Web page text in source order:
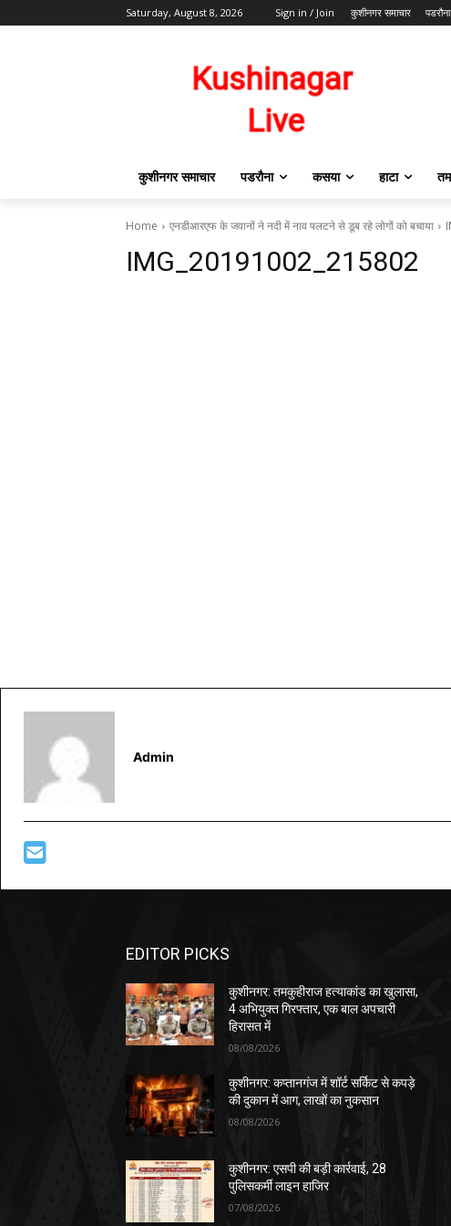
Saturday, August 8, 2026 Sign in / Join कुशीनगर समाचार पडरौना
कुशीनगर समाचार पडरौना कसया हाटा
Home एनडीआरएफ के जवानों ने नदी में नाव पलटने से डूब रहे लोगों को बचाया
IMG_20191002_215802
Admin
EDITOR PICKS
कुशीनगर: तमकुहीराज हत्याकांड का खुलासा,
4 अभियुक्त गिरफ्तार, एक बाल अपचारी
हिरासत में
08/08/2026
कुशीनगर: कप्तानगंज में शॉर्ट सर्किट से कपड़े
की दुकान में आग, लाखों का नुकसान
08/08/2026
कुशीनगर: एसपी की बड़ी कार्रवाई, 28
पुलिसकर्मी लाइन हाजिर
07/08/2026